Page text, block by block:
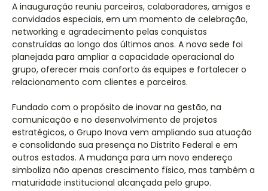
A inauguração reuniu parceiros, colaboradores, amigos e
convidados especiais, em um momento de celebração,
networking e agradecimento pelas conquistas
construídas ao longo dos últimos anos. A nova sede foi
planejada para ampliar a capacidade operacional do
grupo, oferecer mais conforto às equipes e fortalecer o
relacionamento com clientes e parceiros.
Fundado com o propósito de inovar na gestão, na
comunicação e no desenvolvimento de projetos
estratégicos, o Grupo Inova vem ampliando sua atuação
e consolidando sua presença no Distrito Federal e em
outros estados. A mudança para um novo endereço
simboliza não apenas crescimento físico, mas também a
maturidade institucional alcançada pelo grupo.